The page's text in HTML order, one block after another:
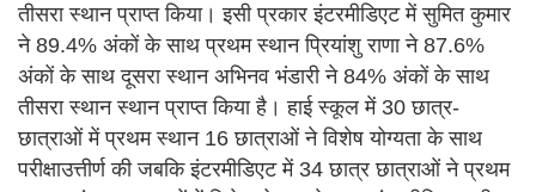
तीसरा स्थान प्राप्त किया। इसी प्रकार इंटरमीडिएट में सुमित कुमार
ने 89.4% अंकों के साथ प्रथम स्थान प्रियांशु राणा ने 87.6%
अंकों के साथ दूसरा स्थान अभिनव भंडारी ने 84% अंकों के साथ
तीसरा स्थान स्थान प्राप्त किया है। हाई स्कूल में 30 छात्र-
छात्राओं में प्रथम स्थान 16 छात्राओं ने विशेष योग्यता के साथ
परीक्षाउत्तीर्ण की जबकि इंटरमीडिएट में 34 छात्र छात्राओं ने प्रथम